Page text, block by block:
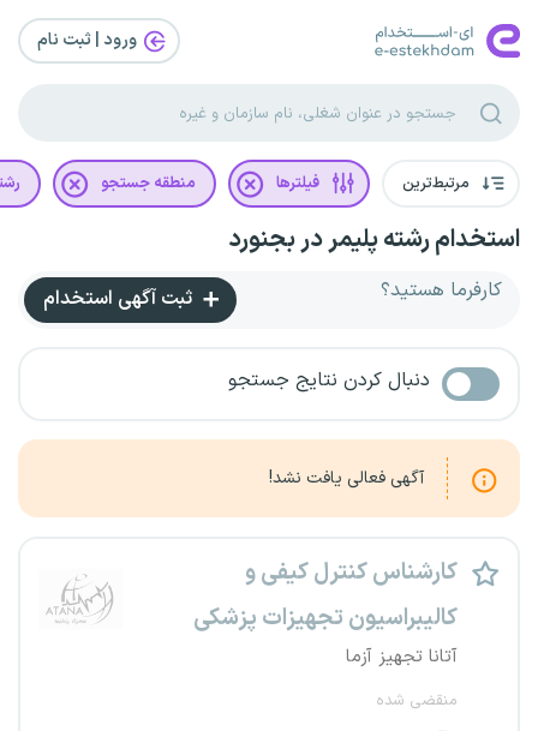
ورود | ثبت‌ نام
مرتبط‌ترین فیلترها منطقه جستجو
استخدام رشته پلیمر در بجنورد
کارفرما هستید؟ ثبت آگهی استخدام
دنبال کردن نتایج جستجو
آگهی فعالی یافت نشد!
کارشناس کنترل کیفی و
کالیبراسیون تجهیزات پزشکی
آتانا تجهیز آزما
منقضی شده